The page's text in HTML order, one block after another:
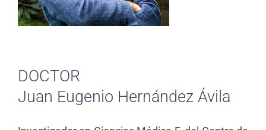
DOCTOR
Juan Eugenio Hernández Ávila